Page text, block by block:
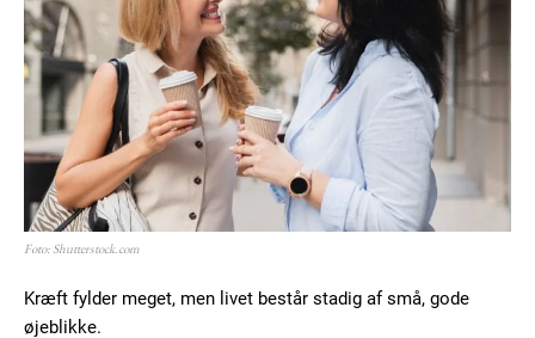
Foto: Shutterstock.com
Kræft fylder meget, men livet består stadig af små, gode
øjeblikke.